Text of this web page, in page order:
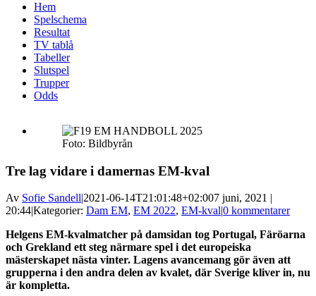
Hem
Spelschema
Resultat
TV tablå
Tabeller
Slutspel
Trupper
Odds
Foto: Bildbyrån
Tre lag vidare i damernas EM-kval
Av Sofie Sandell|2021-06-14T21:01:48+02:007 juni, 2021 |
20:44|Kategorier: Dam EM, EM 2022, EM-kval|0 kommentarer
Helgens EM-kvalmatcher på damsidan tog Portugal, Färöarna
och Grekland ett steg närmare spel i det europeiska
mästerskapet nästa vinter. Lagens avancemang gör även att
grupperna i den andra delen av kvalet, där Sverige kliver in, nu
är kompletta.